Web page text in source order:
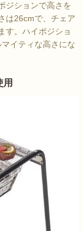
ジションで高さを
は26cmで、チェア
す。ハイポジショ
イティな高さにな
用